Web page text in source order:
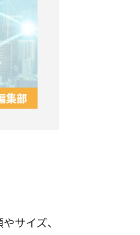
サイズ、